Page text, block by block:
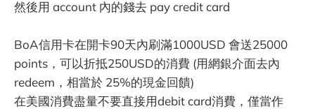
然後用 account 內的錢去 pay credit card
BoA信用卡在開卡90天內刷滿1000USD 會送25000
points，可以折抵250USD的消費 (用網銀介面去內
redeem，相當於 25%的現金回饋)
在美國消費盡量不要直接用debit card消費，僅當作